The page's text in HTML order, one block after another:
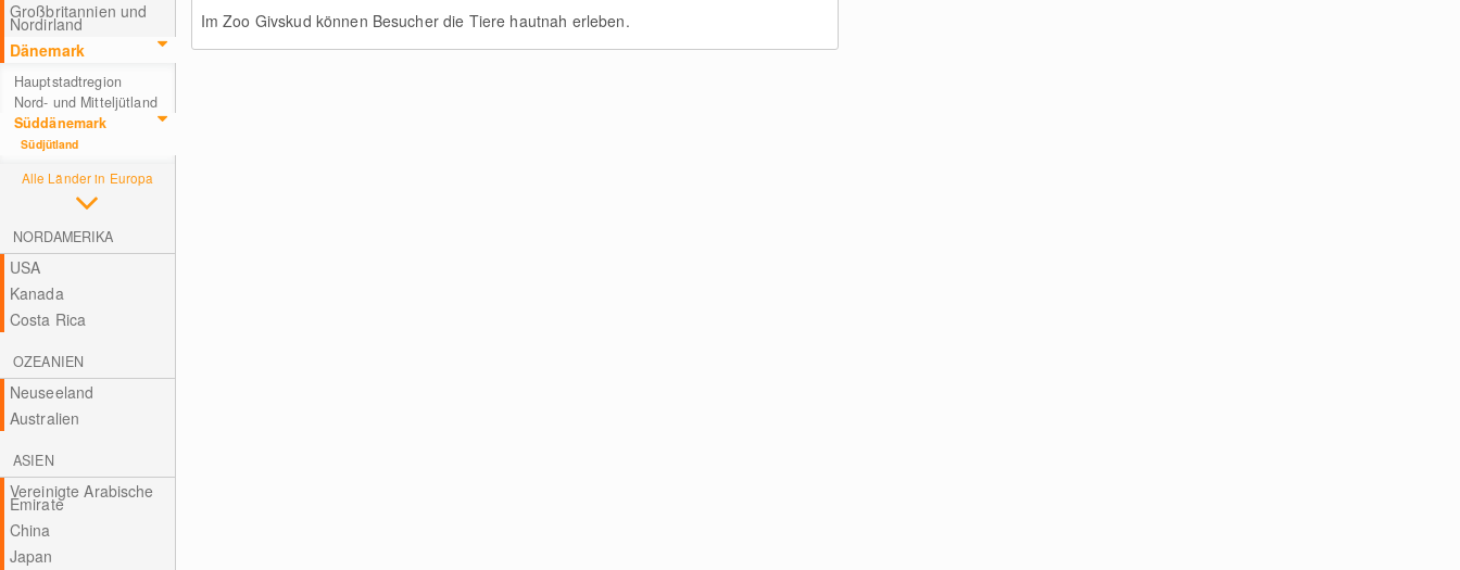
Großbritannien und
Nordirland
Alle Länder in Europa
Dänemark
Hauptstadtregion
Nord- und Mitteljütland
Süddänemark
Südjütland
NORDAMERIKA
USA
Kanada
Costa Rica
OZEANIEN
Neuseeland
Australien
ASIEN
Vereinigte Arabische
Emirate
China
Japan
Im Zoo Givskud können Besucher die Tiere hautnah erleben.